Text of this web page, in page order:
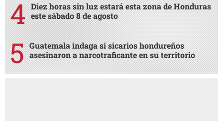
Diez horas sin luz estará esta zona de Honduras
este sábado 8 de agosto
Guatemala indaga si sicarios hondureños
asesinaron a narcotraficante en su territorio